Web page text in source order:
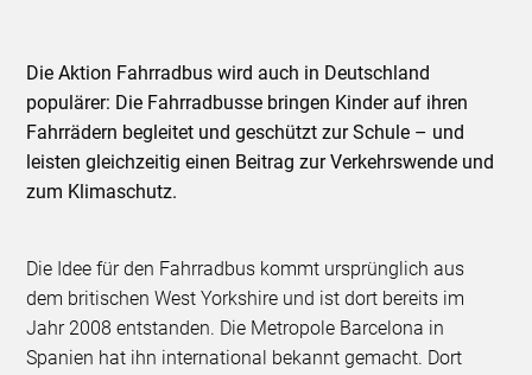
Die Aktion Fahrradbus wird auch in Deutschland
populärer: Die Fahrradbusse bringen Kinder auf ihren
Fahrrädern begleitet und geschützt zur Schule – und
leisten gleichzeitig einen Beitrag zur Verkehrswende und
zum Klimaschutz.
Die Idee für den Fahrradbus kommt ursprünglich aus
dem britischen West Yorkshire und ist dort bereits im
Jahr 2008 entstanden. Die Metropole Barcelona in
Spanien hat ihn international bekannt gemacht. Dort